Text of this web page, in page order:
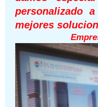
personalizado
mejores
Empresa